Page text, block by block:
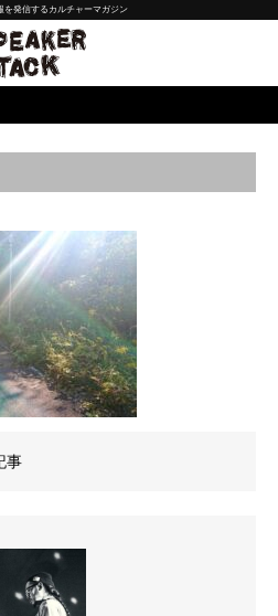
を発信するカルチャーマガジン
事